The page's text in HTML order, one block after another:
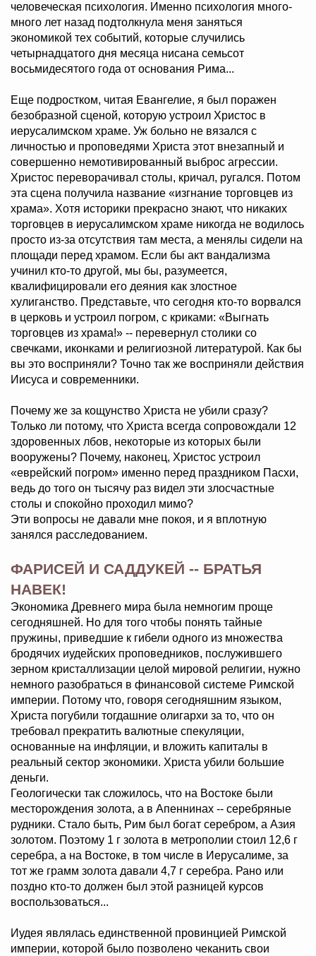
человеческая психология. Именно психология много-
много лет назад подтолкнула меня заняться
экономикой тех событий, которые случились
четырнадцатого дня месяца нисана семьсот
восьмидесятого года от основания Рима...
Еще подростком, читая Евангелие, я был поражен
безобразной сценой, которую устроил Христос в
иерусалимском храме. Уж больно не вязался с
личностью и проповедями Христа этот внезапный и
совершенно немотивированный выброс агрессии.
Христос переворачивал столы, кричал, ругался. Потом
эта сцена получила название «изгнание торговцев из
храма». Хотя историки прекрасно знают, что никаких
торговцев в иерусалимском храме никогда не водилось
просто из-за отсутствия там места, а менялы сидели на
площади перед храмом. Если бы акт вандализма
учинил кто-то другой, мы бы, разумеется,
квалифицировали его деяния как злостное
хулиганство. Представьте, что сегодня кто-то ворвался
в церковь и устроил погром, с криками: «Выгнать
торговцев из храма!» -- перевернул столики со
свечками, иконками и религиозной литературой. Как бы
вы это восприняли? Точно так же восприняли действия
Иисуса и современники.
Почему же за кощунство Христа не убили сразу?
Только ли потому, что Христа всегда сопровождали 12
здоровенных лбов, некоторые из которых были
вооружены? Почему, наконец, Христос устроил
«еврейский погром» именно перед праздником Пасхи,
ведь до того он тысячу раз видел эти злосчастные
столы и спокойно проходил мимо?
Эти вопросы не давали мне покоя, и я вплотную
занялся расследованием.
ФАРИСЕЙ И САДДУКЕЙ -- БРАТЬЯ
НАВЕК!
Экономика Древнего мира была немногим проще
сегодняшней. Но для того чтобы понять тайные
пружины, приведшие к гибели одного из множества
бродячих иудейских проповедников, послужившего
зерном кристаллизации целой мировой религии, нужно
немного разобраться в финансовой системе Римской
империи. Потому что, говоря сегодняшним языком,
Христа погубили тогдашние олигархи за то, что он
требовал прекратить валютные спекуляции,
основанные на инфляции, и вложить капиталы в
реальный сектор экономики. Христа убили большие
деньги.
Геологически так сложилось, что на Востоке были
месторождения золота, а в Апеннинах -- серебряные
рудники. Стало быть, Рим был богат серебром, а Азия
золотом. Поэтому 1 г золота в метрополии стоил 12,6 г
серебра, а на Востоке, в том числе в Иерусалиме, за
тот же грамм золота давали 4,7 г серебра. Рано или
поздно кто-то должен был этой разницей курсов
воспользоваться...
Иудея являлась единственной провинцией Римской
империи, которой было позволено чеканить свои